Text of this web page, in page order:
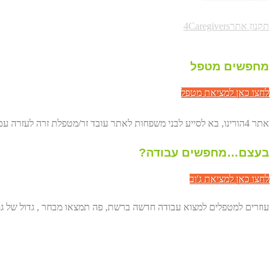
תקנון אתר4Caregivers
מחפשים מטפל
לחצו כאן למציאת מטפל
אתר 4הורינו, בא לסייע לבני משפחות לאתר עובד זר/מטפלת זרה לעזרה עם הורים מבוגרים. באופן ישיר, דרך הרשת ולחסוך לכם מאות שקלים.
בעצם…מחפשים עבודה?
לחצו כאן למציאת ג'וב
עוזרים למטפלים למצוא עבודה חדשה ברשת, פה תמצאו מבחר , גדול של